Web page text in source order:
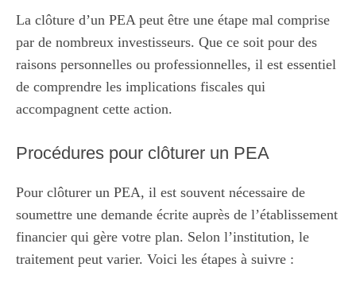
La clôture d’un PEA peut être une étape mal comprise
par de nombreux investisseurs. Que ce soit pour des
raisons personnelles ou professionnelles, il est essentiel
de comprendre les implications fiscales qui
accompagnent cette action.
Procédures pour clôturer un PEA
Pour clôturer un PEA, il est souvent nécessaire de
soumettre une demande écrite auprès de l’établissement
financier qui gère votre plan. Selon l’institution, le
traitement peut varier. Voici les étapes à suivre :